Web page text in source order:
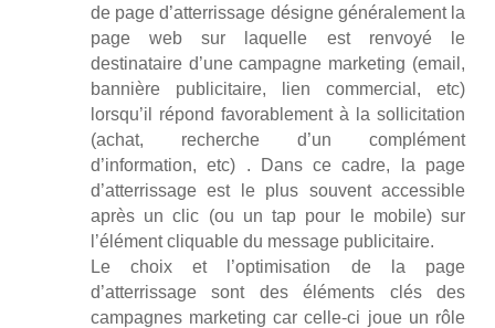
de page d’atterrissage désigne généralement la
page web sur laquelle est renvoyé le
destinataire d’une campagne marketing (email,
bannière publicitaire, lien commercial, etc)
lorsqu’il répond favorablement à la sollicitation
(achat, recherche d’un complément
d’information, etc) . Dans ce cadre, la page
d’atterrissage est le plus souvent accessible
après un clic (ou un tap pour le mobile) sur
l’élément cliquable du message publicitaire.
Le choix et l’optimisation de la page
d’atterrissage sont des éléments clés des
campagnes marketing car celle-ci joue un rôle